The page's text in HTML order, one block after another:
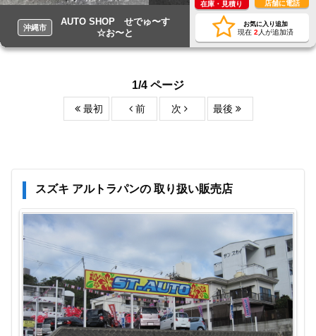
沖縄市
AUTO SHOP せでゅ〜す
☆お〜と
在庫・見積り 店舗に電話
お気に入り追加
現在 2 人が追加済
1/4 ページ
最初 前 次 最後
スズキ アルトラパンの 取り扱い販売店